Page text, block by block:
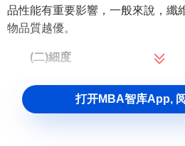
品性能有重要影響，一般來說，纖
物品質越優。
(二)細度
表示纖維細度單位的有線密度、
是衡量紡織纖維粗細程度的指標。
打开MBA智库App,